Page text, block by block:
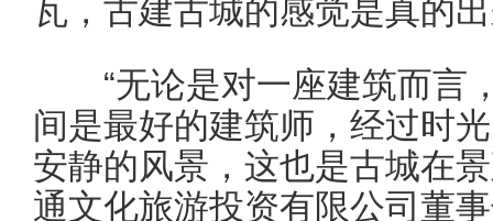
瓦，古建古城的感觉是真的
“无论是对一座建筑而言
间是最好的建筑师，经过时
安静的风景，这也是古城在
通文化旅游投资有限公司董